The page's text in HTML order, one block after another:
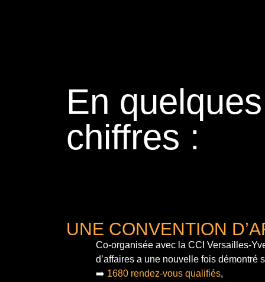
En quelques
chiffres :
UNE CONVENTION
Co-organisée avec la CCI Versailles-
d’affaires a une nouvelle fois démontré
➡️ 1680 rendez-vous qualifiés,